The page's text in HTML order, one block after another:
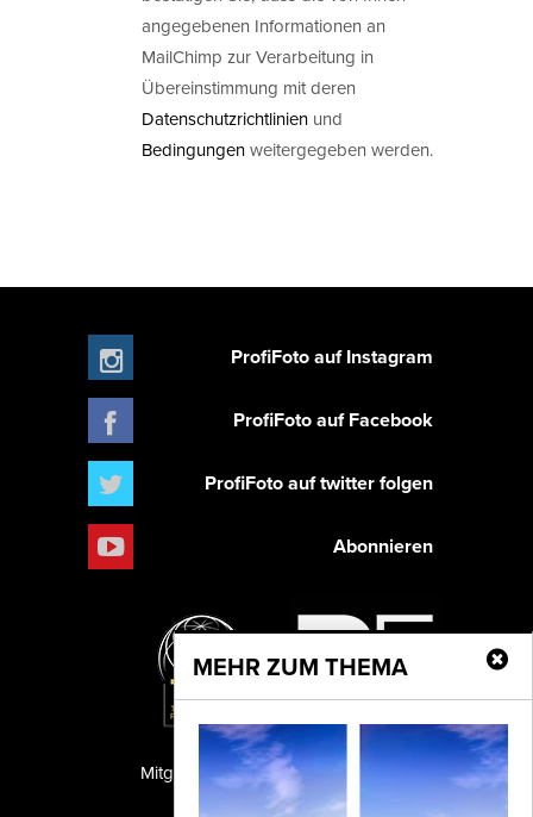
angegebenen Informationen an
MailChimp zur Verarbeitung in
Übereinstimmung mit deren
Datenschutzrichtlinien und
Bedingungenweitergegeben werden.
MEHR ZUM THEMA
ProfiFoto auf Instagram
ProfiFoto auf Facebook
ProfiFoto auf twitter folgen
Abonnieren
PF Publishing GmbH
Mitglied der TIPA